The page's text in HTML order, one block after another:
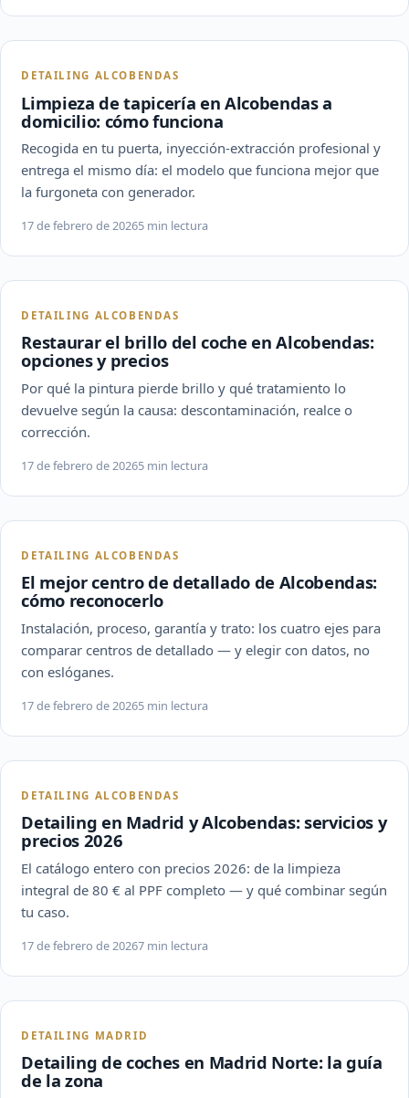
DETAILING ALCOBENDAS
Limpieza de tapicería en Alcobendas a
domicilio: cómo funciona
Recogida en tu puerta, inyección-extracción profesional y
entrega el mismo día: el modelo que funciona mejor que
la furgoneta con generador.
17 de febrero de 20265 min lectura
DETAILING ALCOBENDAS
Restaurar el brillo del coche en Alcobendas:
opciones y precios
Por qué la pintura pierde brillo y qué tratamiento lo
devuelve según la causa: descontaminación, realce o
corrección.
17 de febrero de 20265 min lectura
DETAILING ALCOBENDAS
El mejor centro de detallado de Alcobendas:
cómo reconocerlo
Instalación, proceso, garantía y trato: los cuatro ejes para
comparar centros de detallado — y elegir con datos, no
con eslóganes.
17 de febrero de 20265 min lectura
DETAILING ALCOBENDAS
Detailing en Madrid y Alcobendas: servicios y
precios 2026
El catálogo entero con precios 2026: de la limpieza
integral de 80 € al PPF completo — y qué combinar según
tu caso.
17 de febrero de 20267 min lectura
DETAILING MADRID
Detailing de coches en Madrid Norte: la guía
de la zona